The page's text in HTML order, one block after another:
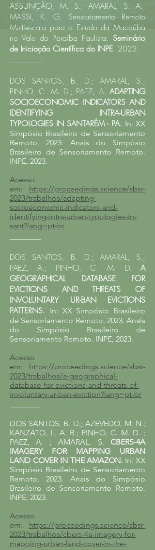
ASSUNÇÃO, M. S.; AMARAL, S. A.;
MASSI, K. G. Sensoriamento Remoto
Multiescala para o Estudo da Macaúba
no Vale do Paraíba Paulista. Seminário
de Iniciação Científica do INPE. 2023.
DOS SANTOS, B. D.; AMARAL, S.;
PINHO, C. M. D.; PAEZ, A. ADAPTING
SOCIOECONOMIC INDICATORS AND
IDENTIFYING INTRA-URBAN
TYPOLOGIES IN SANTARÉM - PA. In: XX
Simpósio Brasileiro de Sensoriamento
Remoto, 2023. Anais do Simpósio
Brasileiro de Sensoriamento Remoto.
INPE, 2023.
Acesso
em: https://proceedings.science/sbsr-
2023/trabalhos/adapting-
socioeconomic-indicators-and-
identifying-intra-urban-typologies-in-
sant?lang=pt-br
DOS SANTOS, B. D.; AMARAL, S.;
PAEZ, A.; PINHO, C. M. D. A
GEOGRAPHICAL DATABASE FOR
EVICTIONS AND THREATS OF
INVOLUNTARY UR-BAN EVICTIONS
PATTERNS.​
In: XX Simpósio Brasileiro
de Sensoriamento Remoto, 2023. Anais
do Simpósio Brasileiro de
Sensoriamento Remoto. INPE, 2023.
Acesso
em: https://proceedings.science/sbsr-
2023/trabalhos/a-geographical-
database-for-evictions-and-threats-of-
involuntary-ur-ban-eviction?lang=pt-br
DOS SANTOS, B. D.; AZEVEDO, M. N.;
KANZATO, L. A. B.; PINHO, C. M. D. ;
PAEZ, A. ; AMARAL, S. CBERS-4A
IMAGERY FOR MAPPING URBAN
LAND COVER IN THE AMAZON​. In: XX
Simpósio Brasileiro de Sensoriamento
Remoto, 2023. Anais do Simpósio
Brasileiro de Sensoriamento Remoto.
INPE, 2023.
Acesso
em: https://proceedings.science/sbsr-
2023/trabalhos/cbers-4a-imagery-for-
mapping-urban-land-cover-in-the-